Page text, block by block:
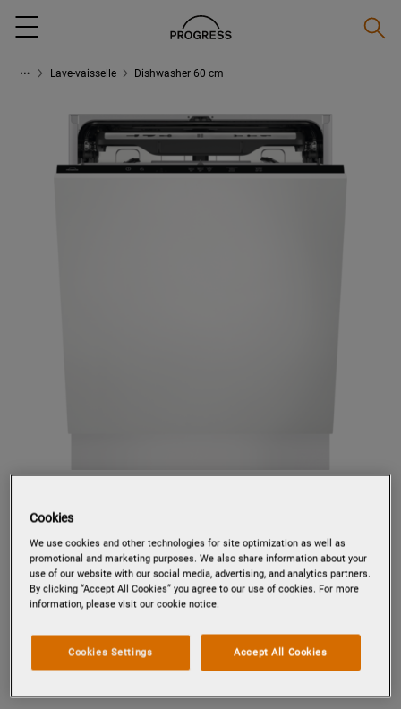
Menu
Lave-vaisselle Dishwasher 60 cm
PVX1573
LAVE-VAISSELLE TOUT
INTÉGRABLE 60 CM 15 COUVERTS
Cookies
We use cookies and other technologies for site optimization as well as
promotional and marketing purposes. We also share information about your
use of our website with our social media, advertising, and analytics partners.
By clicking “Accept All Cookies” you agree to our use of cookies. For more
information, please visit our cookie notice.
Accept All Cookies
Cookies Settings